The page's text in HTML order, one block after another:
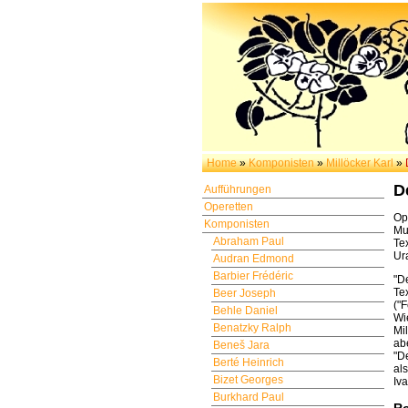
Home »Komponisten »Millöcker Karl »
Aufführungen
Operetten
Komponisten
Abraham Paul
Audran Edmond
Barbier Frédéric
Beer Joseph
Behle Daniel
Benatzky Ralph
Beneš Jara
Berté Heinrich
Bizet Georges
Burkhard Paul